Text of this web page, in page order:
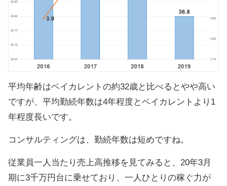
平均年齢はベイカレントの約32歳と比べるとやや高い
ですが、平均勤続年数は4年程度とベイカレントより1
年程度長いです。
コンサルティングは、勤続年数は短めですね。
従業員一人当たり売上高推移を見てみると、20年3月
期に3千万円台に乗せており、一人ひとりの稼ぐ力が